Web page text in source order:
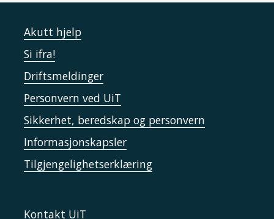
Akutt hjelp
Si ifra!
Driftsmeldinger
Personvern ved UiT
Sikkerhet, beredskap og personvern
Informasjonskapsler
Tilgjengelighetserklæring
Kontakt UiT